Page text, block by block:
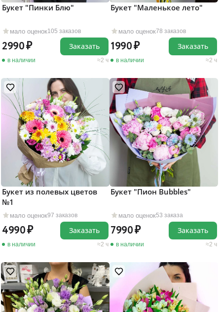
мало оценок105 заказов
Букет "Пинки Блю"
2990
в наличии 2 ч
Заказать
мало оценок78 заказов
Букет "Маленькое лето"
1990
в наличии 2 ч
Заказать
мало оценок97 заказов
Букет из полевых цветов
№1
4990
в наличии 2 ч
Заказать
мало оценок53 заказа
Букет "Пион Bubbles"
7990
в наличии 2 ч
Заказать